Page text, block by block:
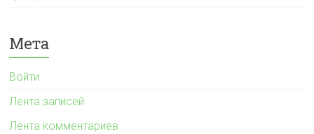
Мета
Войти
Лента записей
Лента комментариев